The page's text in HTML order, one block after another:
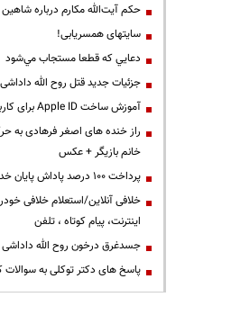
حكم آيت‌الله مكارم درباره
سایتهای همسریابی!
دعايي كه قطعا مستجاب مي‌شود
جزئیات جدید قتل روح الله داداشی
آموزش ساخت Apple ID برای کاربران ایرانی
راز خنده های اصغر فرهادی به
خانم بازیگر + عکس
پرداخت ۱۰۰ درصد پاداش پایان خدمت فرهنگیان
خلافی آنلاین/استعلام خلافی
اینترنت، پیام کوتاه ، تلفن
جسدغرق درخون روح الله
پاسخ های دکتر توکلی به سوالات